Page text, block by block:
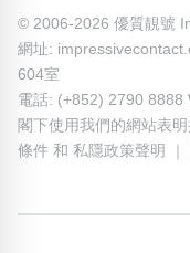
© 2006-2026 優質靚號
網址:
604室
電話: (+852) 2790 8888
閣下使用我們的網站表
條件 和 私隱政策聲明